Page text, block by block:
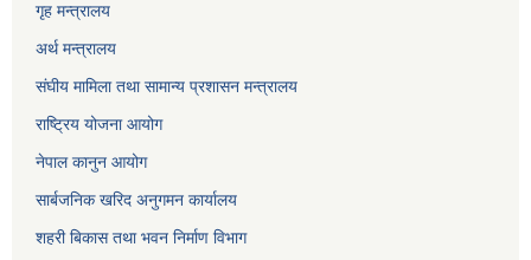
गृह मन्त्रालय
अर्थ मन्त्रालय
संघीय मामिला तथा सामान्य प्रशासन मन्त्रालय
राष्ट्रिय योजना आयोग
नेपाल कानुन आयोग
सार्बजनिक खरिद अनुगमन कार्यालय
शहरी बिकास तथा भवन निर्माण विभाग